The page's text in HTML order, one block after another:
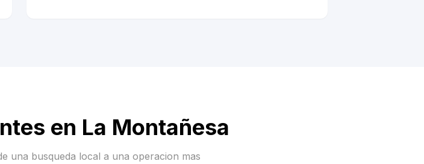
en La Montañesa
una busqueda local a una operacion mas